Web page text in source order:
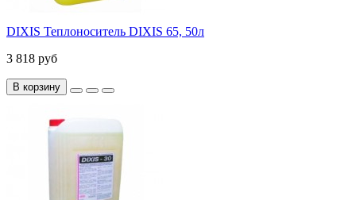
DIXIS Теплоноситель DIXIS 65, 50л
3 818 руб
В корзину